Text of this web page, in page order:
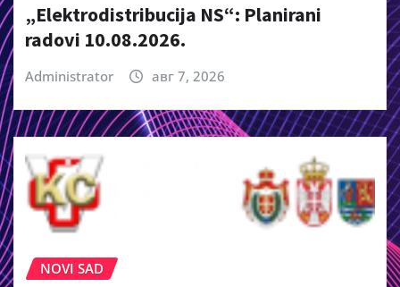
„Elektrodistribucija NS“: Planirani
radovi 10.08.2026.
Administrator авг 7, 2026
NOVI SAD